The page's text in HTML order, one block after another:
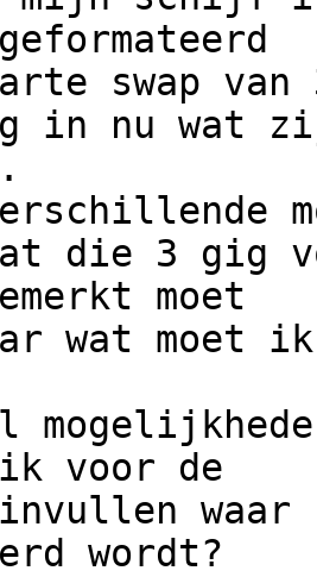
swap van
in nu wat
die 3 gig
moet
wat
voor de
waar
wordt?